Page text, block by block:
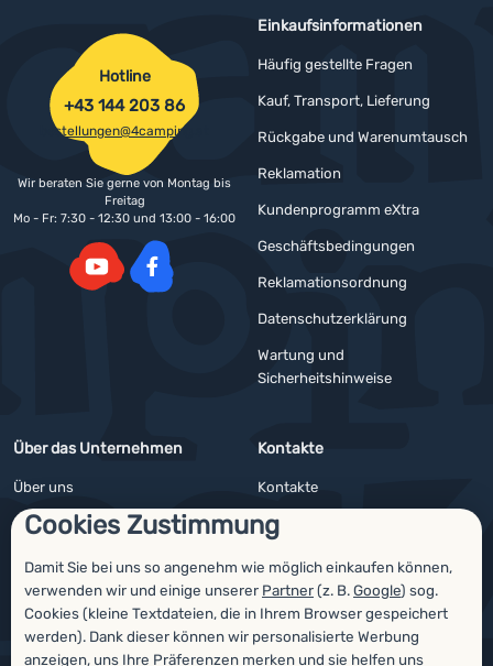
Cookies Zustimmung
Damit Sie bei uns so angenehm wie möglich einkaufen können,
verwenden wir und einige unserer Partner(z. B.Google) sog.
Cookies (kleine Textdateien, die in Ihrem Browser gespeichert
werden). Dank dieser können wir personalisierte Werbung
anzeigen, uns Ihre Präferenzen merken und sie helfen uns
Einkaufsinformationen
Häufig gestellte Fragen
Kauf, Transport, Lieferung
Rückgabe und Warenumtausch
Reklamation
Kundenprogramm eXtra
Geschäftsbedingungen
Reklamationsordnung
Datenschutzerklärung
Wartung und
Sicherheitshinweise
Über das Unternehmen
Über uns
Impressum
4camping4nature
Unsere Tester
Kontakte
Kontakte
Angebote für Firmen und Vereine
Newsletter
Hotline
+43 144 203 86
bestellungen@4camping.at
Wir beraten Sie gerne von Montag bis
Freitag
Mo - Fr: 7:30 - 12:30 und 13:00 - 16:00